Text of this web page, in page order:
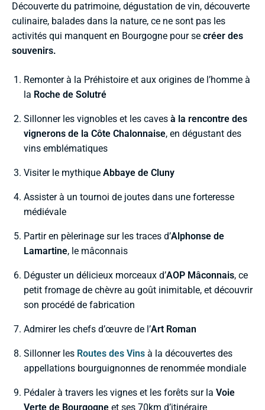
Découverte du patrimoine, dégustation de vin, découverte
culinaire, balades dans la nature, ce ne sont pas les
activités qui manquent en Bourgogne pour se créer des
souvenirs.
Remonter à la Préhistoire et aux origines de l’homme à
la Roche de Solutré
Sillonner les vignobles et les caves à la rencontre des
vignerons de la Côte Chalonnaise, en dégustant des
vins emblématiques
Visiter le mythique Abbaye de Cluny
Assister à un tournoi de joutes dans une forteresse
médiévale
Partir en pèlerinage sur les traces d’Alphonse de
Lamartine, le mâconnais
Déguster un délicieux morceaux d’AOP Mâconnais, ce
petit fromage de chèvre au goût inimitable, et découvrir
son procédé de fabrication
Admirer les chefs d’œuvre de l’Art Roman
Sillonner les Routes des Vins à la découvertes des
appellations bourguignonnes de renommée mondiale
Pédaler à travers les vignes et les forêts sur la Voie
Verte de Bourgogne et ses 70km d’itinéraire